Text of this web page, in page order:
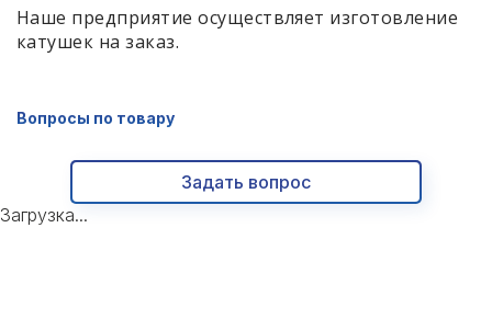
Наше предприятие осуществляет изготовление
катушек на заказ.
Вопросы по товару
Задать вопрос
Загрузка...